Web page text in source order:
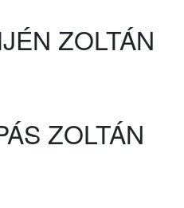
ZOLTÁN
ZOLTÁN